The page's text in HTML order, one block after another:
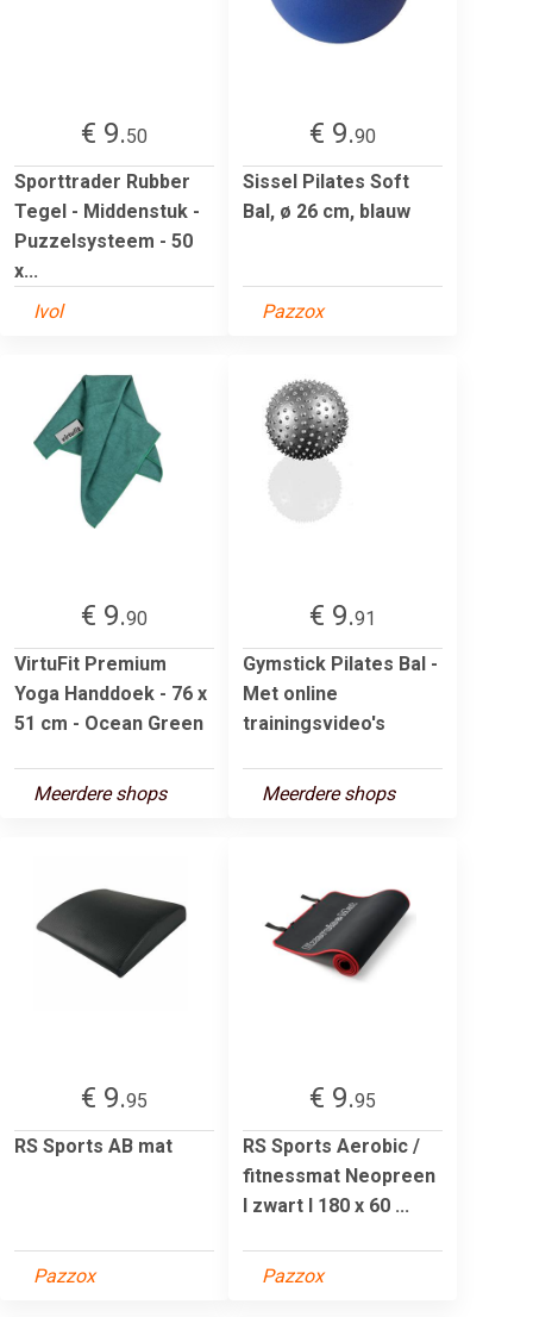
€ 9.50
Sporttrader Rubber
Tegel - Middenstuk -
Puzzelsysteem - 50
x...
Ivol
€ 9.90
Sissel Pilates Soft
Bal, ø 26 cm, blauw
Pazzox
€ 9.90
VirtuFit Premium
Yoga Handdoek - 76 x
51 cm - Ocean Green
Meerdere shops
€ 9.91
Gymstick Pilates Bal -
Met online
trainingsvideo's
Meerdere shops
€ 9.95
RS Sports AB mat
Pazzox
€ 9.95
RS Sports Aerobic /
fitnessmat Neopreen
l zwart l 180 x 60 ...
Pazzox